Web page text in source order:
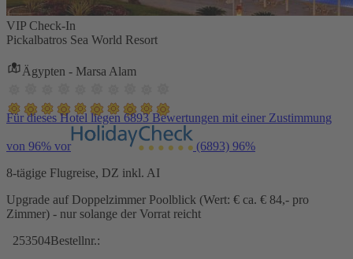
VIP Check-In
Pickalbatros Sea World Resort
Ägypten - Marsa Alam
Für dieses Hotel liegen 6893 Bewertungen mit einer Zustimmung
von 96% vor (6893) 96%
8-tägige Flugreise, DZ inkl. AI
Upgrade auf Doppelzimmer Poolblick (Wert: € ca. € 84,- pro
Zimmer) - nur solange der Vorrat reicht
253504Bestellnr.: